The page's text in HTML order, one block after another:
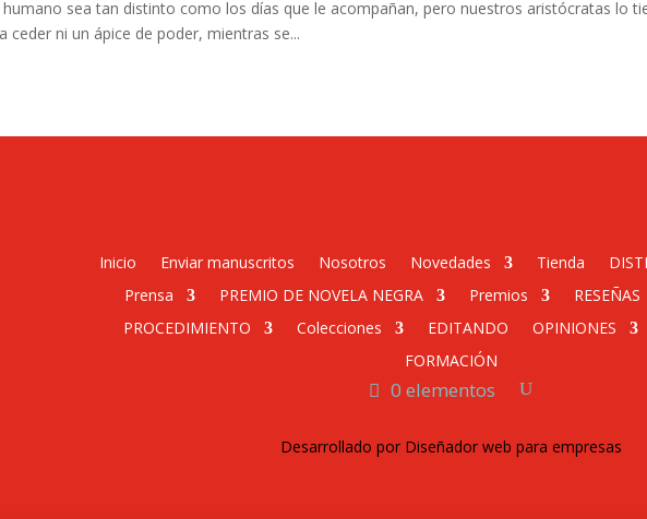
sea tan distinto como los días que le acompañan, pero nuestros aristócratas lo
ceder ni un ápice de poder, mientras se...
Inicio Enviar manuscritos Nosotros Novedades Tienda
Prensa
PREMIO DE NOVELA NEGRA Premios RESEÑAS
PROCEDIMIENTO
Colecciones EDITANDO OPINIONES
FORMACIÓN
0 elementos
Desarrollado por Diseñador web para empresas